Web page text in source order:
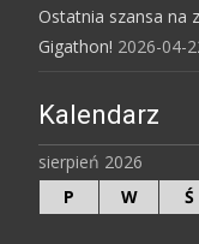
Ostatnia szansa na
Gigathon! 2026-04-
Kalendarz
sierpień 2026
P
W Ś